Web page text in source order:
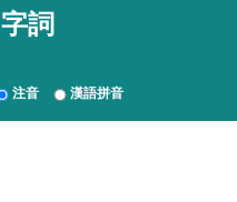
字詞
注音 漢語拼音